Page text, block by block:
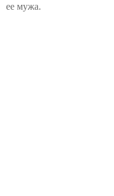
ее мужа.